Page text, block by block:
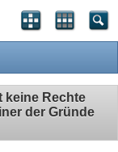
keine Rechte
der Gründe